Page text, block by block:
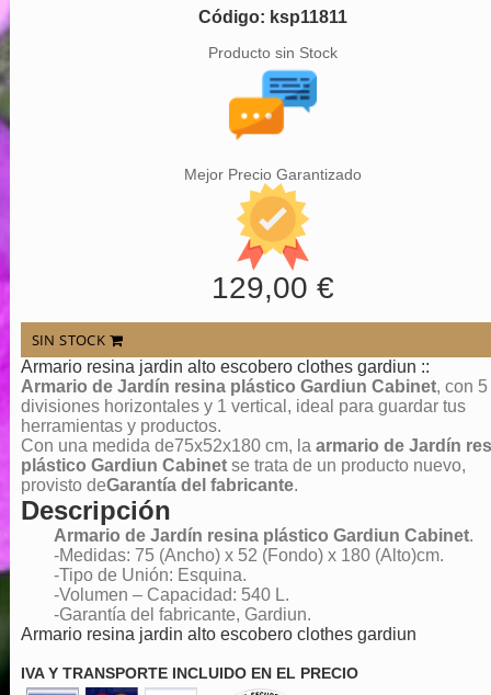
Código: ksp11811
Producto sin Stock
Mejor Precio Garantizado
129,00 €
SIN STOCK
Armario resina jardin alto escobero clothes gardiun ::
Armario de Jardín resina plástico Gardiun Cabinet, con 5
divisiones horizontales y 1 vertical, ideal para guardar tus
herramientas y productos.
Con una medida de75x52x180 cm, la armario de Jardín
plástico Gardiun Cabinetse trata de un producto nuevo,
provisto deGarantía del fabricante.
Descripción
Armario de Jardín resina plástico Gardiun Cabinet.
-Medidas: 75 (Ancho) x 52 (Fondo) x 180 (Alto)cm.
-Tipo de Unión: Esquina.
-Volumen – Capacidad: 540 L.
-Garantía del fabricante, Gardiun.
Armario resina jardin alto escobero clothes gardiun
IVA Y TRANSPORTE INCLUIDO EN EL PRECIO